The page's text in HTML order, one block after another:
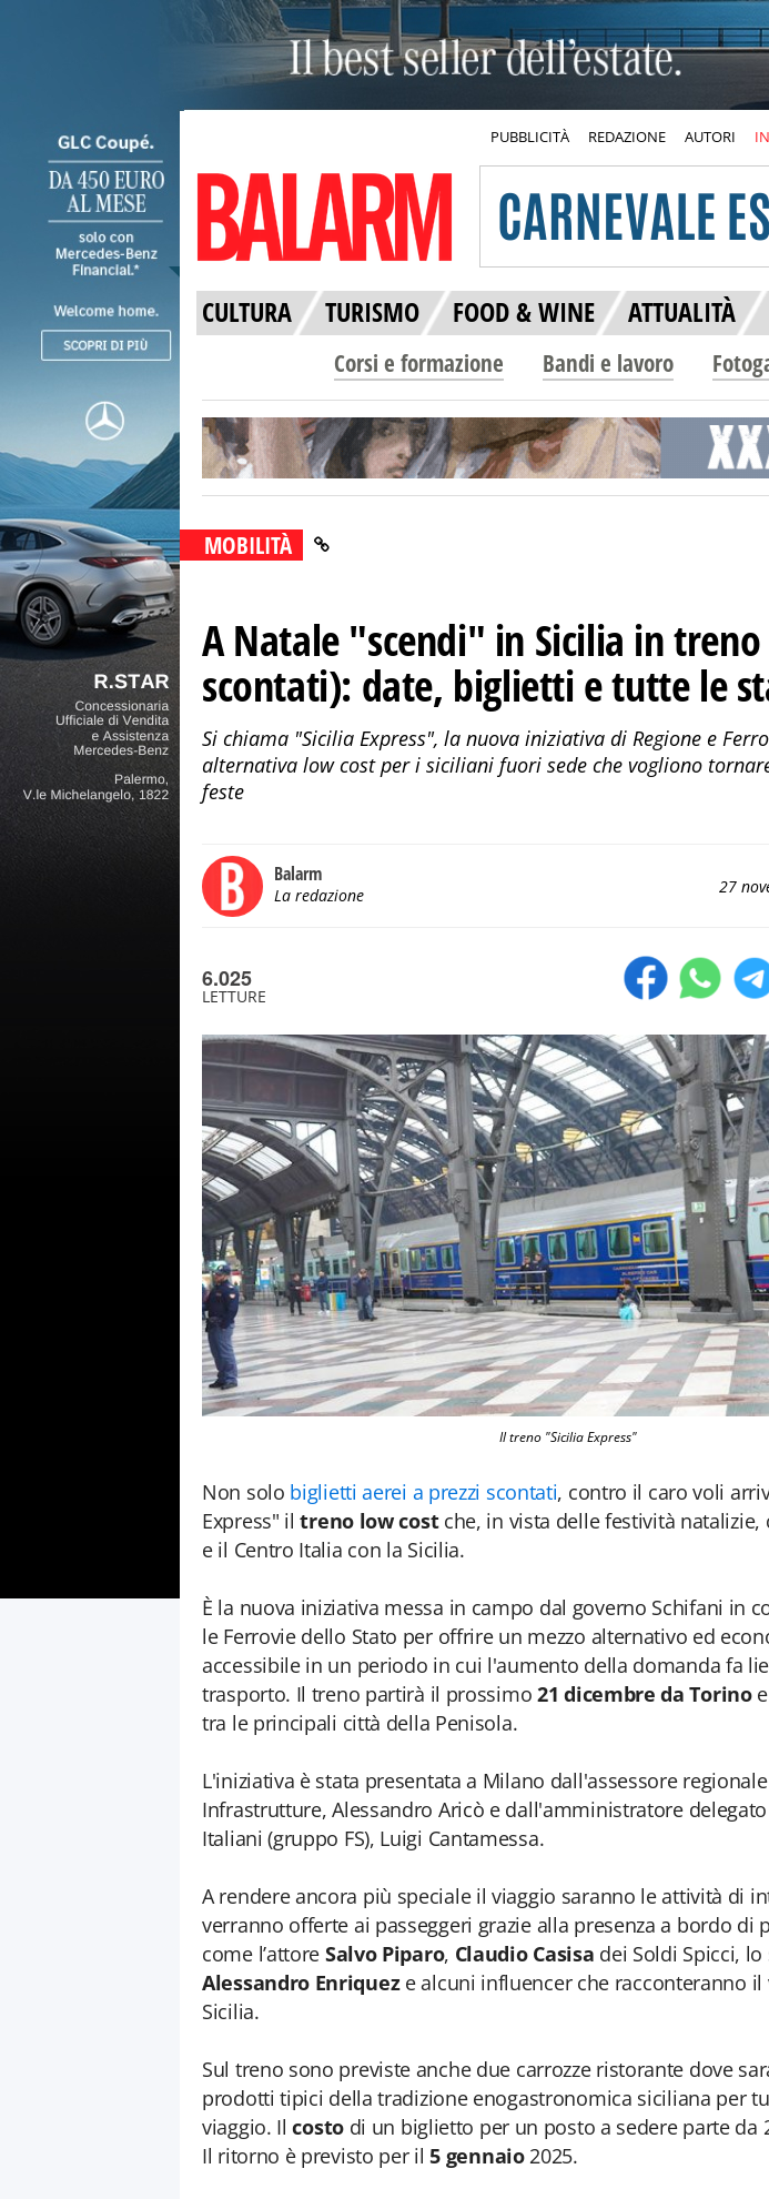
PUBBLICITÀ REDAZIONE AUTORI
CULTURA TURISMO FOOD & WINE ATTUALITÀ
Corsi e formazione Bandi e lavoro
MOBILITÀ
A Natale "scendi" in Sicilia in
scontati): date, biglietti e tutte le
Si chiama "Sicilia Express", la nuova iniziativa di Regione e
alternativa low cost per i siciliani fuori sede che vogliono
feste
Balarm
La redazione 27
6.025
LETTURE
Il treno "Sicilia Express"
Non solo biglietti aerei a prezzi scontati, contro il caro voli
Express" il treno low cost che, in vista delle festività
e il Centro Italia con la Sicilia.
È la nuova iniziativa messa in campo dal governo Schifani in
le Ferrovie dello Stato per offrire un mezzo alternativo ed
accessibile in un periodo in cui l'aumento della domanda fa
trasporto. Il treno partirà il prossimo 21 dicembre da Torino
tra le principali città della Penisola.
L'iniziativa è stata presentata a Milano dall'assessore
Infrastrutture, Alessandro Aricò e dall'amministratore
Italiani (gruppo FS), Luigi Cantamessa.
A rendere ancora più speciale il viaggio saranno le attività di
verranno offerte ai passeggeri grazie alla presenza a bordo di
come l’attore Salvo Piparo, Claudio Casisa dei Soldi Spicci,
Alessandro Enriquez e alcuni influencer che racconteranno il
Sicilia.
Sul treno sono previste anche due carrozze ristorante dove
prodotti tipici della tradizione enogastronomica siciliana per
viaggio. Ilcostodi un biglietto per un posto a sedere parte da
Il ritorno è previsto per il 5 gennaio2025.